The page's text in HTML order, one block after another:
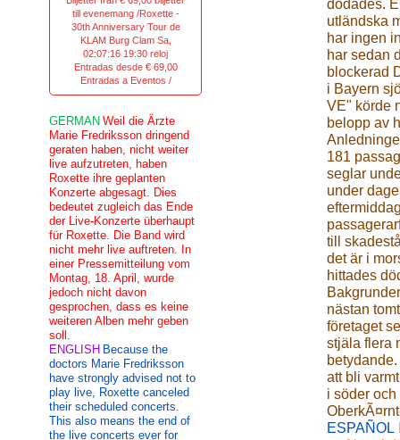
dödades.
utländska
har ingen
har sedan
blockerad
i Bayern
VE" körde
belopp av
181
seglar
under
till
det är i
hittades
nästan
företaget
stjäla flera
att bli
i söder
ESPAÑOL
till evenemang /Roxette -
30th Anniversary Tour de
KLAM Burg Clam Sa,
02:07:16 19:30 reloj
Entradas desde € 69,00
Entradas a Eventos /
GERMAN Weil die Ärzte
Marie Fredriksson dringend
geraten haben, nicht weiter
live aufzutreten, haben
Roxette ihre geplanten
Konzerte abgesagt. Dies
bedeutet zugleich das Ende
der Live-Konzerte überhaupt
für Roxette. Die Band wird
nicht mehr live auftreten. In
einer Pressemitteilung vom
Montag, 18. April, wurde
jedoch nicht davon
gesprochen, dass es keine
weiteren Alben mehr geben
soll.
ENGLISH Because the
doctors Marie Fredriksson
have strongly advised not to
play live, Roxette canceled
their scheduled concerts.
This also means the end of
the live concerts ever for